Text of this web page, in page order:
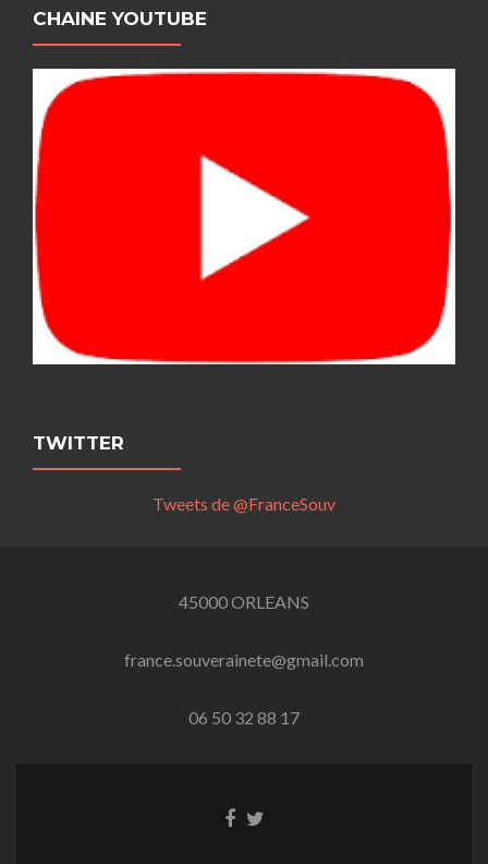
CHAINE YOUTUBE
TWITTER
Tweets de @FranceSouv
45000 ORLEANS
france.souverainete@gmail.com
06 50 32 88 17
LienLien